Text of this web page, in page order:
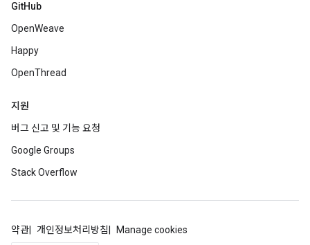
GitHub
OpenWeave
Happy
OpenThread
지원
버그 신고 및 기능 요청
Google Groups
Stack Overflow
약관 개인정보처리방침 Manage cookies